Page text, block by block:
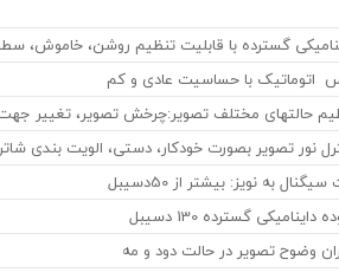
گسترده با قابلیت تنظیم روشن، خاموش،
اتوماتیک با حساسیت عادی و کم
حالتهای مختلف تصویر:چرخش تصویر، تغییر
نور تصویر بصورت خودکار، دستی، الویت بندی
به نویز: بیشتر از 50دسیبل
گسترده 130 دسیبل
وضوح تصویر در حالت دود و مه